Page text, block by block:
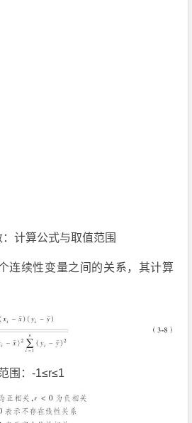
计算公式与取值范围
连续性变量之间的关系，其计算
围：-1≤r≤1